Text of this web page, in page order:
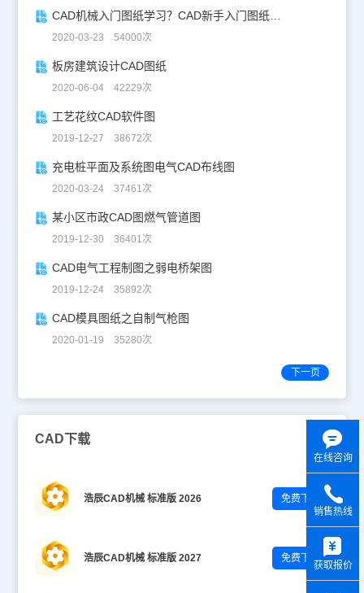
CAD机械入门图纸学习？CAD新手入门图纸练习
2020-03-23 54000次
板房建筑设计CAD图纸
2020-06-04 42229次
工艺花纹CAD软件图
2019-12-27 38672次
充电桩平面及系统图电气CAD布线图
2020-03-24 37461次
某小区市政CAD图燃气管道图
2019-12-30 36401次
CAD电气工程制图之弱电桥架图
2019-12-24 35892次
CAD模具图纸之自制气枪图
2020-01-19 35280次
下一页
CAD下载
浩辰CAD机械 标准版 2026 免费下载
浩辰CAD机械 标准版 2027 免费下载
在线咨询
销售热线
获取报价